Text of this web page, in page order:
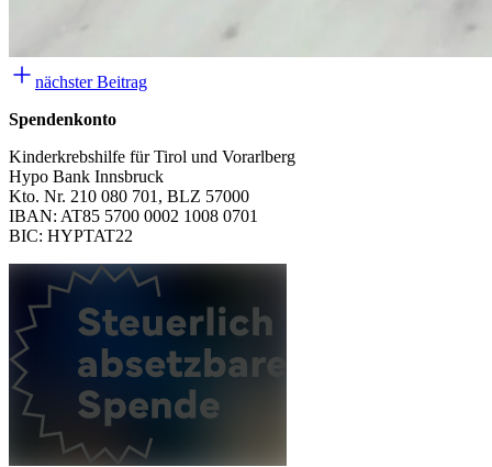
nächster Beitrag
Spendenkonto
Kinderkrebshilfe für Tirol und Vorarlberg
Hypo Bank Innsbruck
Kto. Nr. 210 080 701, BLZ 57000
IBAN: AT85 5700 0002 1008 0701
BIC: HYPTAT22